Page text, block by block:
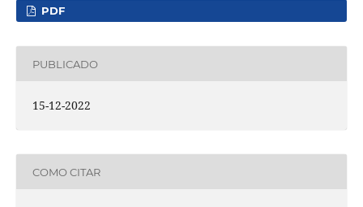
PDF
PUBLICADO
15-12-2022
COMO CITAR